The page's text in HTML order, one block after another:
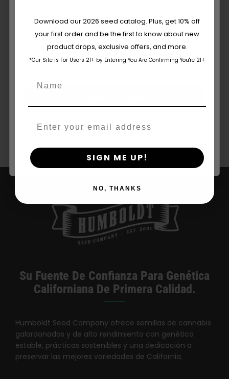
CBG THCV
Características:Flores densas,
escarchadas y productivas, colas
tricomas
Su Fuente De Confianza Para Genética
Californiana De Primera Calidad.
Humboldt Seed Company ofrece semillas de cannabis
galardonadas y de alto rendimiento con genética
estable, prácticas sostenibles y una dedicación a
preservar las mejores variedades de California.
Are You Aged 18 Or Over?
The content and products of our website is reserved for
those of legal age.Please see Terms & Conditions.
By clicking AGREE & ENTER, you confirm you are 18
Download our 2026 seed catalog. Plus, get 10% off
your first order and be the first to know about new
product drops, exclusive offers, and more.
*Our Site is For Users 21+ by Entering You Are Confirming You're 21+
SIGN ME UP!
NO, THANKS